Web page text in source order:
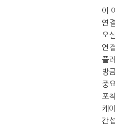
이
연
오
연
플
방
중
포
케
간